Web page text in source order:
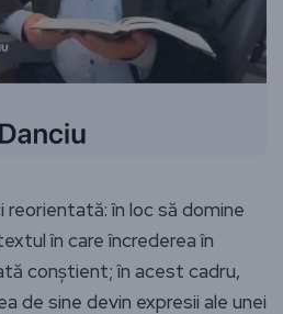
în loc să domine
în care încrederea în
conștient; în acest cadru,
de sine devin expresii ale unei